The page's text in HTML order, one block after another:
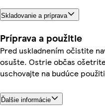
Skladovanie a príprava
Príprava a použitie
Pred uskladnením očistite
osušte. Ostrie občas
uschovajte na budúce
Ďalšie informácie